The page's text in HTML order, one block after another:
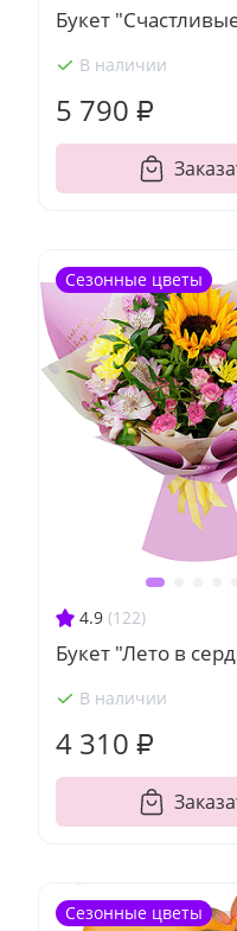
Букет
В наличии
5 790 ₽
4.9 (122)
Букет "Лето в
В наличии
4 310 ₽
Сезонные цветы
Сезонные цветы